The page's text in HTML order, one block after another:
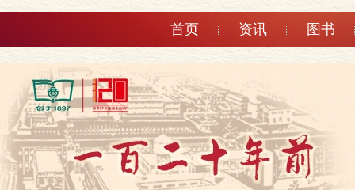
首页 资讯 图书